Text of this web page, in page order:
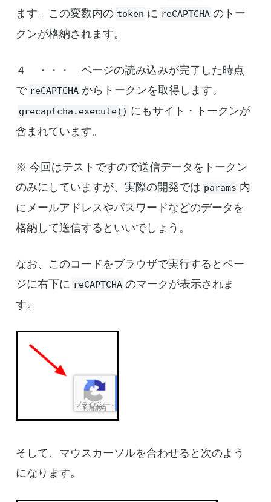
ます。この変数内の token に reCAPTCHA のトー
クンが格納されます。
４ ・・・ ページの読み込みが完了した時点
で reCAPTCHA からトークンを取得します。
grecaptcha.execute() にもサイト・トークンが
含まれています。
※ 今回はテストですので送信データをトークン
のみにしていますが、実際の開発では params 内
にメールアドレスやパスワードなどのデータを
格納して送信するといいでしょう。
なお、このコードをブラウザで実行するとペー
ジに右下に reCAPTCHA のマークが表示されま
す。
そして、マウスカーソルを合わせると次のよう
になります。